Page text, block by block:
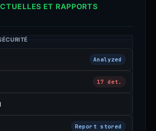
ET RAPPORTS
Analyzed
17 det.
Report stored